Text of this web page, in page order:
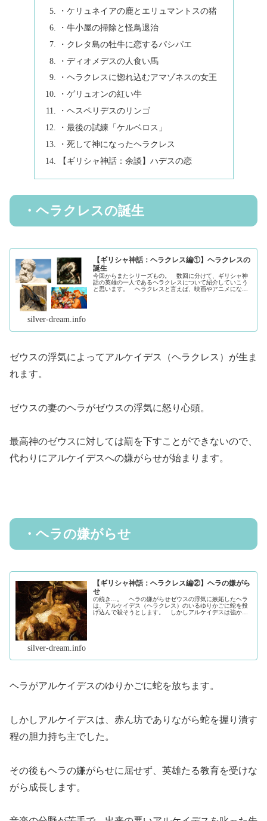
・ケリュネイアの鹿とエリュマントスの猪
・牛小屋の掃除と怪鳥退治
・クレタ島の牡牛に恋するパシパエ
・ディオメデスの人食い馬
・ヘラクレスに惚れ込むアマゾネスの女王
・ゲリュオンの紅い牛
・ヘスペリデスのリンゴ
・最後の試練「ケルベロス」
・死して神になったヘラクレス
【ギリシャ神話：余談】ハデスの恋
・ヘラクレスの誕生
【ギリシャ神話：ヘラクレス編①】ヘラクレスの
誕生
今回からまたシリーズもの。 数回に分けて、ギリシャ神
話の英雄の一人であるヘラクレスについて紹介していこう
と思います。 ヘラクレスと言えば、映画やアニメになっ
silver-dream.info
ゼウスの浮気によってアルケイデス（ヘラクレス）が生ま
れます。
ゼウスの妻のヘラがゼウスの浮気に怒り心頭。
最高神のゼウスに対しては罰を下すことができないので、
代わりにアルケイデスへの嫌がらせが始まります。
・ヘラの嫌がらせ
【ギリシャ神話：ヘラクレス編②】ヘラの嫌がら
せ
の続き…。 ヘラの嫌がらせゼウスの浮気に嫉妬したヘラ
は、アルケイデス（ヘラクレス）のいるゆりかごに蛇を投
げ込んで殺そうとします。 しかしアルケイデスは強かっ
silver-dream.info
ヘラがアルケイデスのゆりかごに蛇を放ちます。
しかしアルケイデスは、赤ん坊でありながら蛇を握り潰す
程の胆力持ち主でした。
その後もヘラの嫌がらせに屈せず、英雄たる教育を受けな
がら成長します。